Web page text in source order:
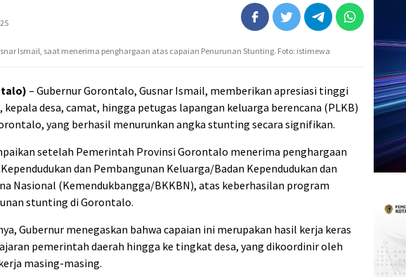
Ismail, saat menerima penghargaan atas capaian Penurunan Stunting. Foto: istimewa
– Gubernur Gorontalo, Gusnar Ismail, memberikan apresiasi tinggi
kepala desa, camat, hingga petugas lapangan keluarga berencana (PLKB)
yang berhasil menurunkan angka stunting secara signifikan.
setelah Pemerintah Provinsi Gorontalo menerima penghargaan
dan Pembangunan Keluarga/Badan Kependudukan dan
Nasional (Kemendukbangga/BKKBN), atas keberhasilan program
stunting di Gorontalo.
Gubernur menegaskan bahwa capaian ini merupakan hasil kerja keras
pemerintah daerah hingga ke tingkat desa, yang dikoordinir oleh
masing-masing.